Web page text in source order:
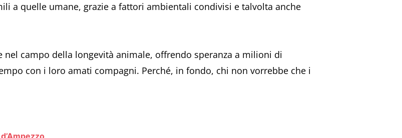
a quelle umane, grazie a fattori ambientali condivisi e talvolta anche
campo della longevità animale, offrendo speranza a milioni di
con i loro amati compagni. Perché, in fondo, chi non vorrebbe che i